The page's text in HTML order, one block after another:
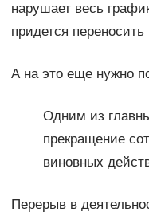
нарушает весь
придется
А на это еще нужно
Одним из
прекращение
виновных
Перерыв в